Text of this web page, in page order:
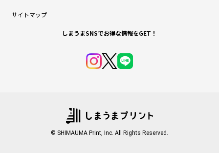
サイトマップ
しまうまSNSでお得な情報をGET！
© SHIMAUMA Print, Inc. All Rights Reserved.